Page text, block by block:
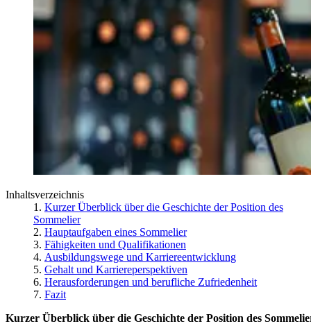
Inhaltsverzeichnis
Kurzer Überblick über die Geschichte der Position des
Sommelier
Hauptaufgaben eines Sommelier
Fähigkeiten und Qualifikationen
Ausbildungswege und Karriereentwicklung
Gehalt und Karriereperspektiven
Herausforderungen und berufliche Zufriedenheit
Fazit
Kurzer Überblick über die Geschichte der Position des